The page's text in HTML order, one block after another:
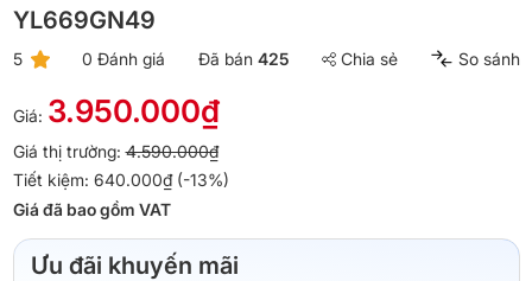
YL669GN49
5 0 Đánh giá Đã bán 425 Chia sẻ So sánh
Giá: 3.950.000₫
Giá thị trường:4.590.000₫
Tiết kiệm: 640.000₫ (-13%)
Giá đã bao gồm VAT
Ưu đãi khuyến mãi